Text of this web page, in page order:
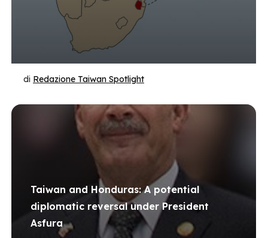
di Redazione Taiwan Spotlight
Taiwan and Honduras: A potential
diplomatic reversal under President
Asfura